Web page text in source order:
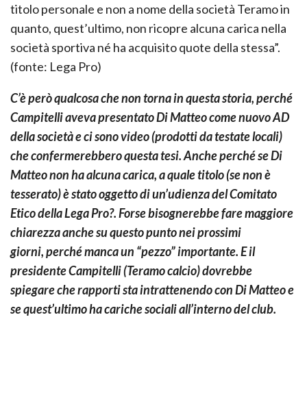
titolo personale e non a nome della società Teramo in
quanto, quest’ultimo, non ricopre alcuna carica nella
società sportiva né ha acquisito quote della stessa”.
(fonte: Lega Pro)
C’è però qualcosa che non torna in questa storia, perché
Campitelli aveva presentato Di Matteo come nuovo AD
della società e ci sono video (prodotti da testate locali)
che confermerebbero questa tesi. Anche perché se Di
Matteo non ha alcuna carica, a quale titolo (se non è
tesserato) è stato oggetto di un’udienza del Comitato
Etico della Lega Pro?. Forse bisognerebbe fare maggiore
chiarezza anche su questo punto nei prossimi
giorni, perché manca un “pezzo” importante. E il
presidente Campitelli (Teramo calcio) dovrebbe
spiegare che rapporti sta intrattenendo con Di Matteo e
se quest’ultimo ha cariche sociali all’interno del club.